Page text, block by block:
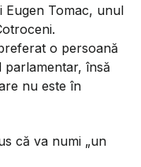
Eugen Tomac, unul
o persoană
însă
nu este în
că va numi „un